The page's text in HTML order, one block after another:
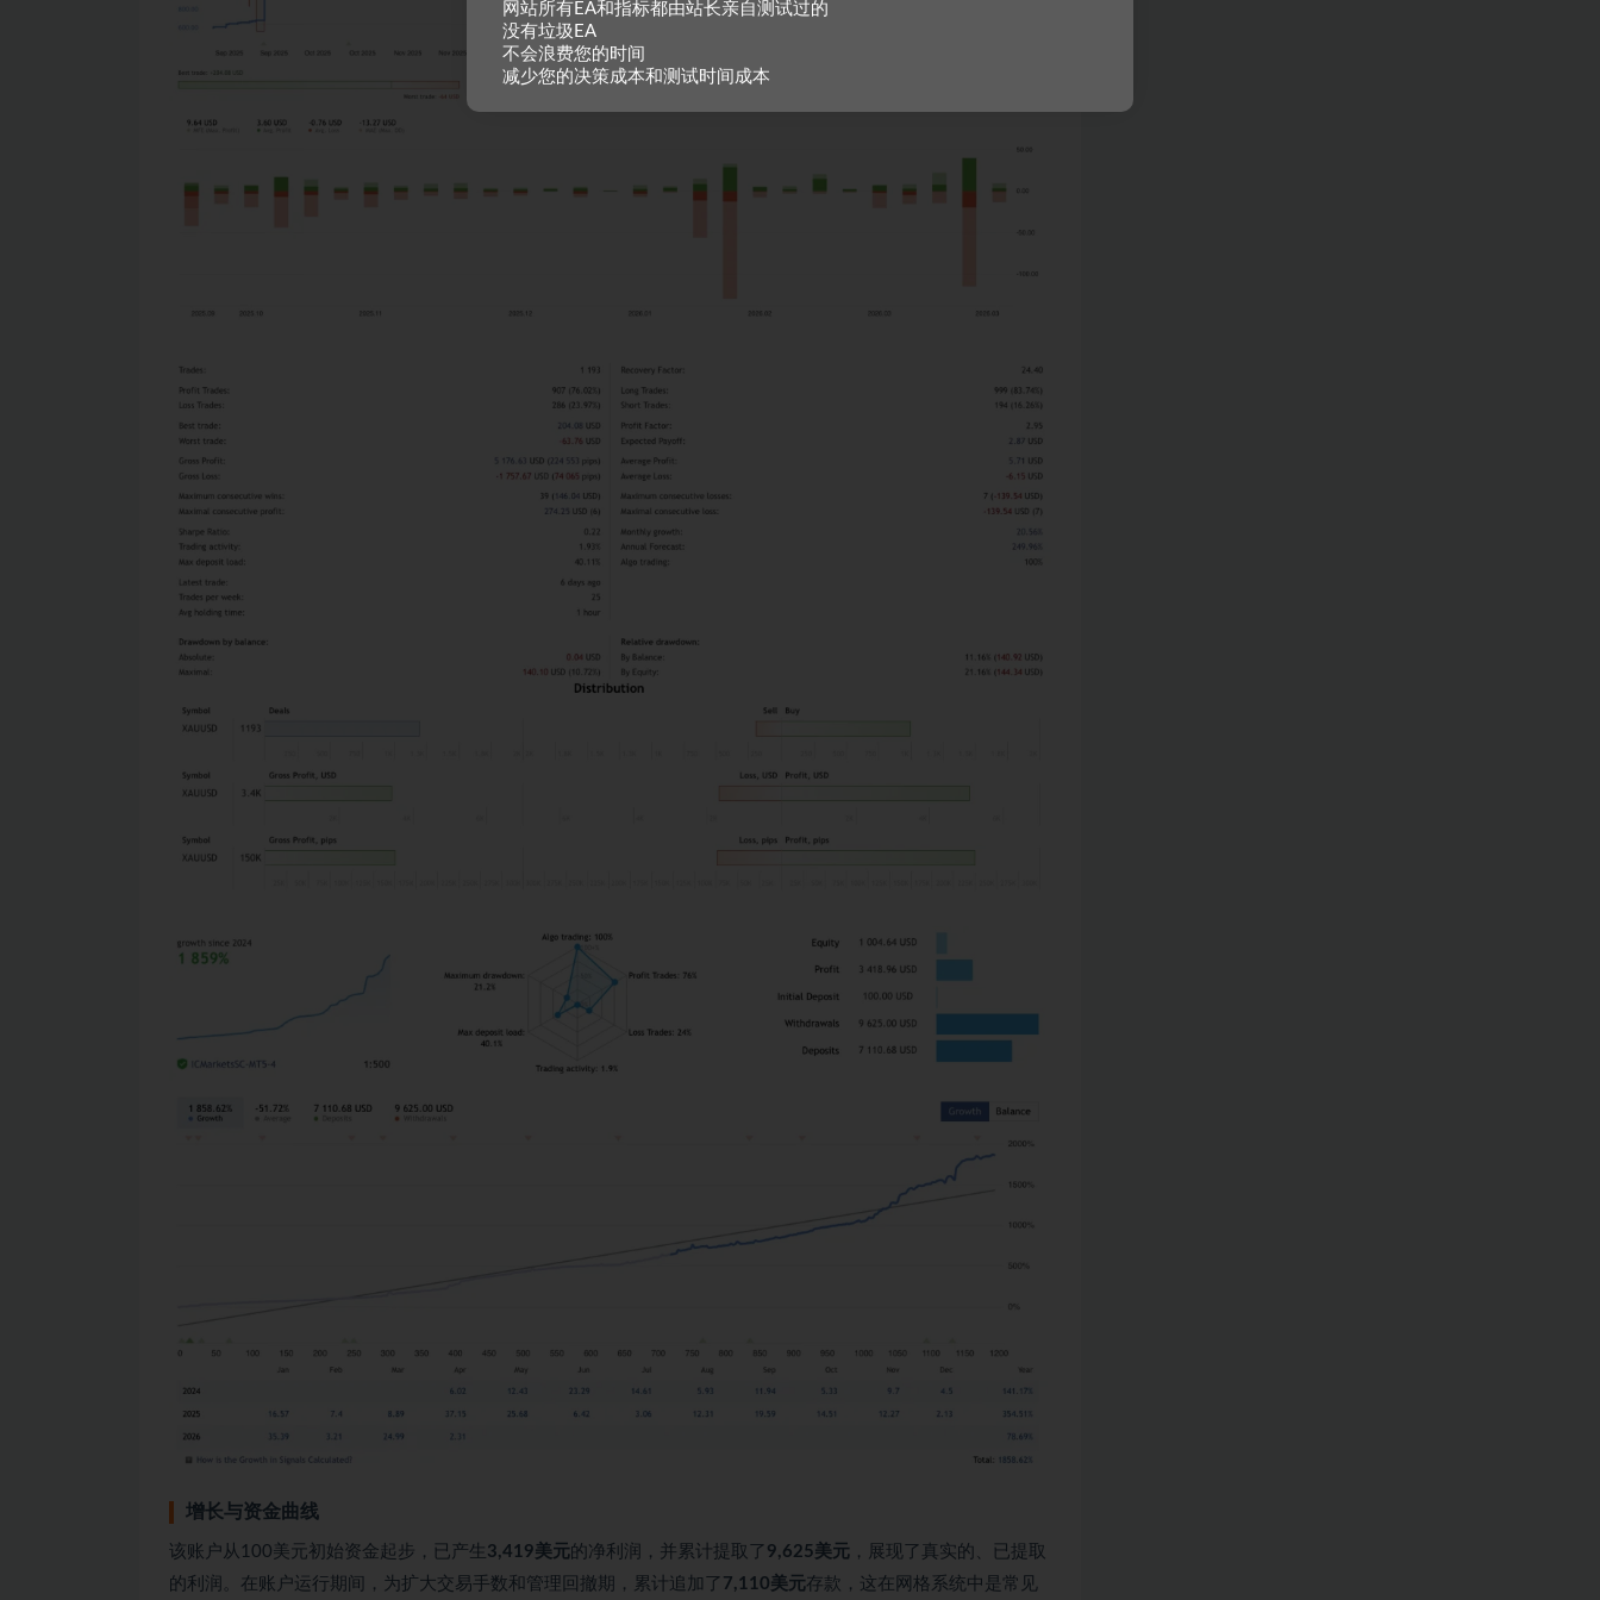
增长与资金曲线
该账户从100美元初始资金起步，已产生 3,419美元的净利润，并累计提取了 9,625美元 ，展现了真实的、已提取
的利润。在账户运行期间，为扩大交易手数和管理回撤期，累计追加了 7,110美元存款，这在网格系统中是常见
网站所有EA和指标都由站长亲自测试过的
没有垃圾EA
不会浪费您的时间
减少您的决策成本和测试时间成本